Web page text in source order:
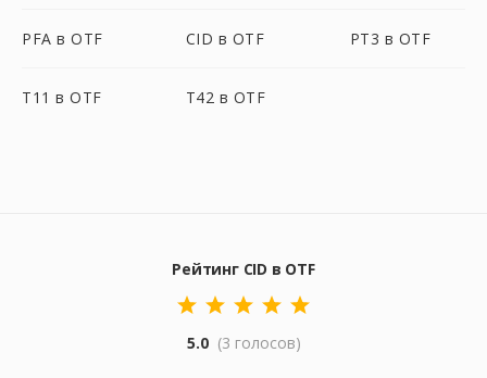
PFA в OTF CID в OTF PT3 в OTF
T11 в OTF T42 в OTF
Рейтинг CID в OTF
5.0 (3 голосов)